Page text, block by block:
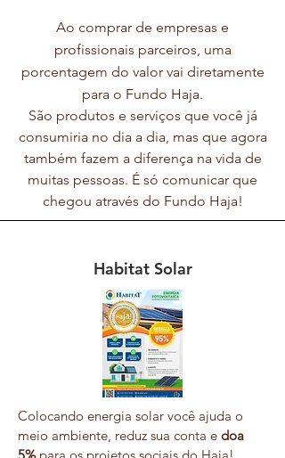
Ao comprar de empresas e
profissionais parceiros, uma
porcentagem do valor vai diretamente
para o Fundo Haja.
São produtos e serviços que você já
consumiria no dia a dia, mas que agora
também fazem a diferença na vida de
muitas pessoas. É só comunicar que
chegou através do Fundo Haja!
Habitat Solar
Colocando energia solar você ajuda o
meio ambiente, reduz sua conta e doa